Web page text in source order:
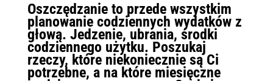
Oszczędzanie to przede wszystkim
planowanie codziennych wydatków z
głową. Jedzenie, ubrania, środki
codziennego użytku. Poszukaj
rzeczy, które niekoniecznie są Ci
potrzebne, a na które miesięczne